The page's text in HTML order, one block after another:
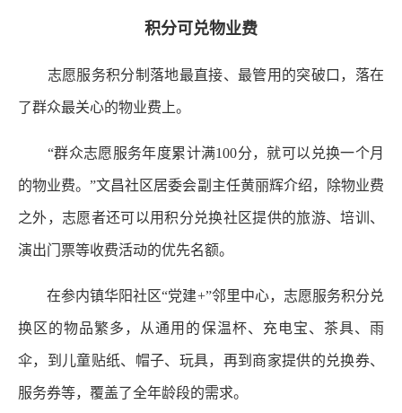
积分可兑物业费
志愿服务积分制落地最直接、最管用的突破口，落在
了群众最关心的物业费上。
“群众志愿服务年度累计满100分，就可以兑换一个月
的物业费。”文昌社区居委会副主任黄丽辉介绍，除物业费
之外，志愿者还可以用积分兑换社区提供的旅游、培训、
演出门票等收费活动的优先名额。
在参内镇华阳社区“党建+”邻里中心，志愿服务积分兑
换区的物品繁多，从通用的保温杯、充电宝、茶具、雨
伞，到儿童贴纸、帽子、玩具，再到商家提供的兑换券、
服务券等，覆盖了全年龄段的需求。